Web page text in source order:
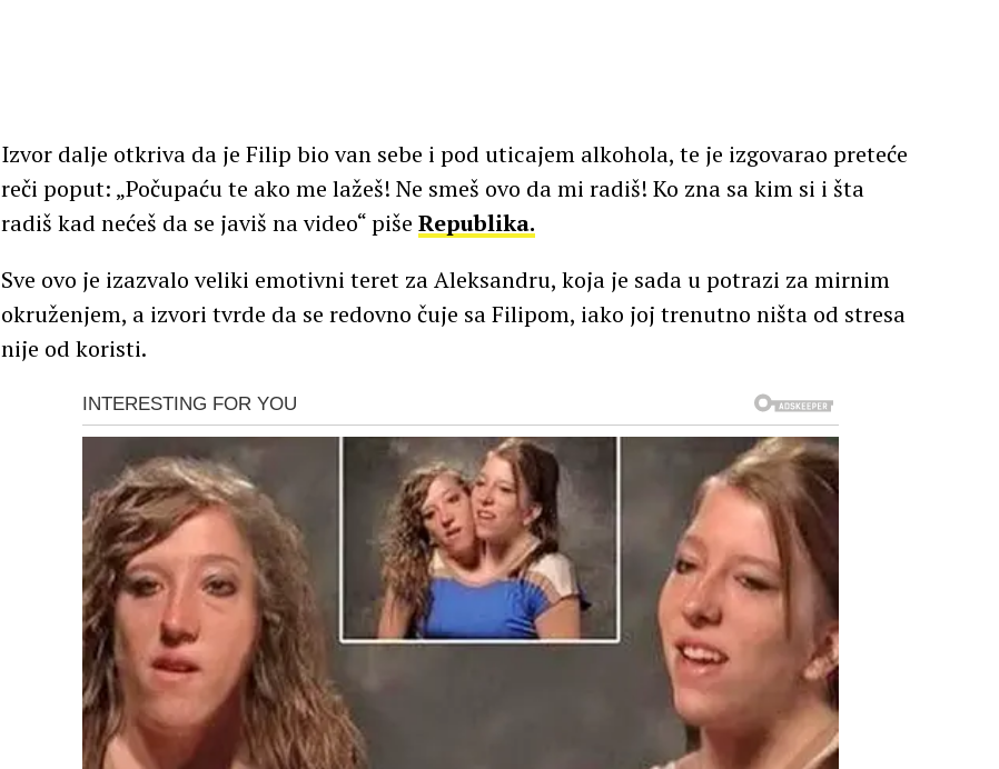
Izvor dalje otkriva da je Filip bio van sebe i pod uticajem alkohola, te je izgovarao preteće
reči poput: „Počupaću te ako me lažeš! Ne smeš ovo da mi radiš! Ko zna sa kim si i šta
radiš kad nećeš da se javiš na video“ piše Republika.
Sve ovo je izazvalo veliki emotivni teret za Aleksandru, koja je sada u potrazi za mirnim
okruženjem, a izvori tvrde da se redovno čuje sa Filipom, iako joj trenutno ništa od stresa
nije od koristi.